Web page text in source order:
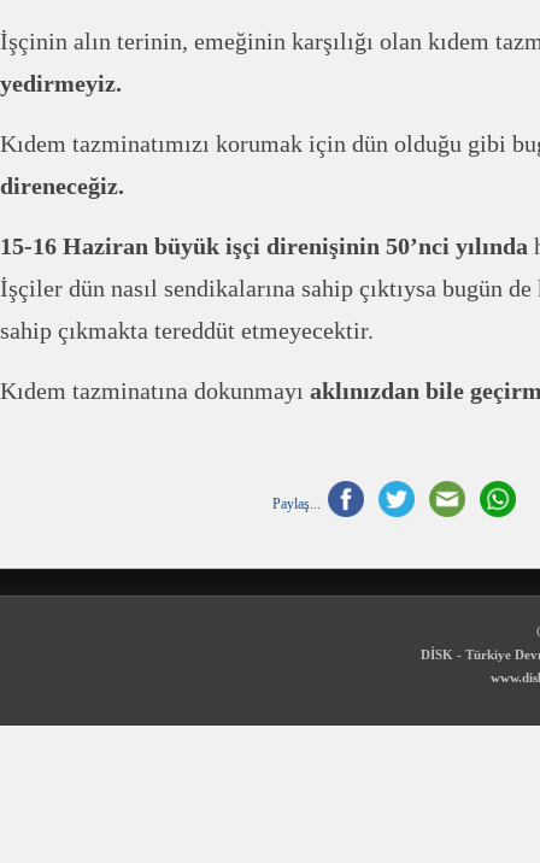
İşçinin alın terinin, emeğinin karşılığı olan kıdem
yedirmeyiz.
Kıdem tazminatımızı korumak için dün olduğu gibi
direneceğiz.
15-16 Haziran büyük işçi direnişinin 50’nci yılında
İşçiler dün nasıl sendikalarına sahip çıktıysa bugün de
sahip çıkmakta tereddüt etmeyecektir.
Kıdem tazminatına dokunmayı aklınızdan bile
Paylaş...
DİSK - Türkiye